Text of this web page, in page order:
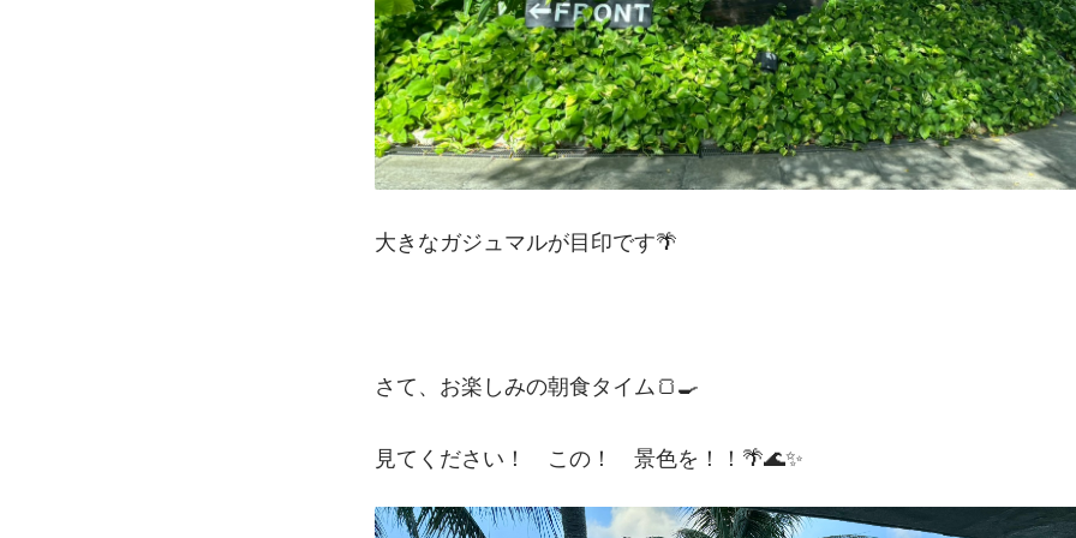
大きなガジュマルが目印です🌴
さて、お楽しみの朝食タイム🍞🍳
見てください！　この！　景色を！！🌴🌊✨️